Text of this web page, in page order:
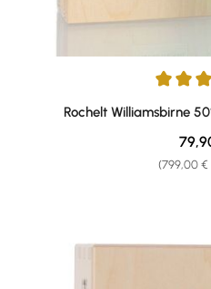
Durchschnittliche
Rochelt Williamsbirne
(799,00 €